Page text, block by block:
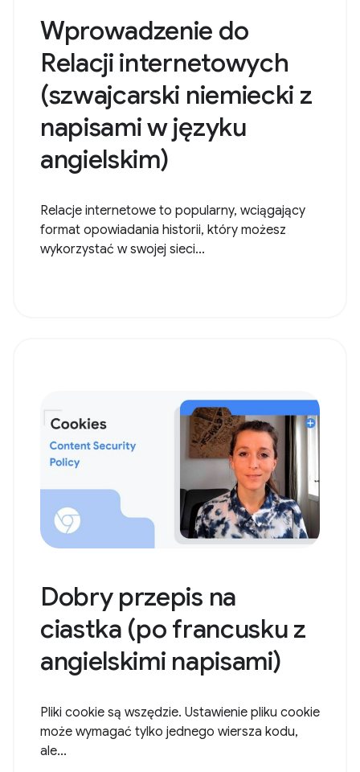
Wprowadzenie do
Relacji internetowych
(szwajcarski niemiecki z
napisami w języku
angielskim)
Relacje internetowe to popularny, wciągający
format opowiadania historii, który możesz
wykorzystać w swojej sieci...
Dobry przepis na
ciastka (po francusku z
angielskimi napisami)
Pliki cookie są wszędzie. Ustawienie pliku cookie
może wymagać tylko jednego wiersza kodu,
ale...